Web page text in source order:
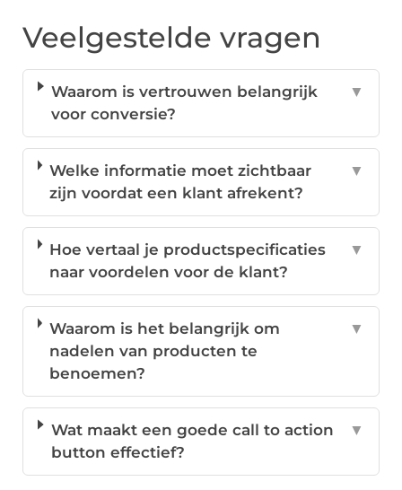
Veelgestelde vragen
Waarom is vertrouwen belangrijk
voor conversie?
▼
Welke informatie moet zichtbaar
zijn voordat een klant afrekent?
▼
Hoe vertaal je productspecificaties
naar voordelen voor de klant?
▼
Waarom is het belangrijk om
nadelen van producten te
benoemen?
▼
Wat maakt een goede call to action
button effectief?
▼